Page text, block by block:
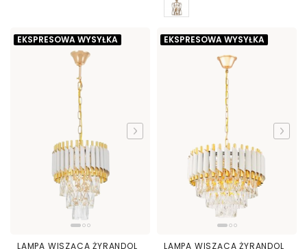
EKSPRESOWA WYSYŁKA
LAMPA WISZĄCA ŻYRANDOL
EKSPRESOWA WYSYŁKA
LAMPA WISZĄCA ŻYRANDOL